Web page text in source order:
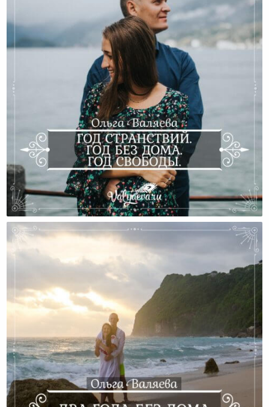
Год Странствий. Год Без Дома. Год Свободы.